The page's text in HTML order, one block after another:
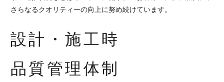
さらなるクオリティーの向上に努め続けています。
設計・施工時
品質管理体制